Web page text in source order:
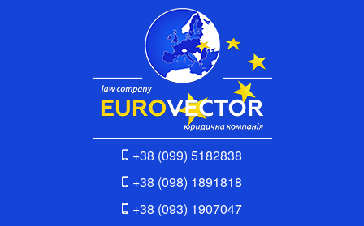
+38 (099) 5182838
+38 (098) 1891818
+38 (093) 1907047